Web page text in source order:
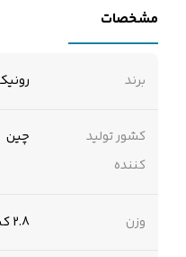
مشخصات
برند
کشور تولید
کننده
چین
وزن 2.8 کیلوگرم